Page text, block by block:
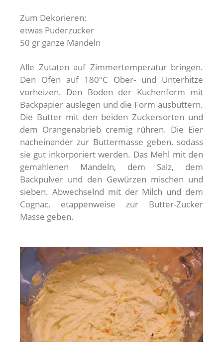
Zum Dekorieren:
etwas Puderzucker
50 gr ganze Mandeln
Alle Zutaten auf Zimmertemperatur bringen.
Den Ofen auf 180°C Ober- und Unterhitze
vorheizen. Den Boden der Kuchenform mit
Backpapier auslegen und die Form ausbuttern.
Die Butter mit den beiden Zuckersorten und
dem Orangenabrieb cremig rühren. Die Eier
nacheinander zur Buttermasse geben, sodass
sie gut inkorporiert werden. Das Mehl mit den
gemahlenen Mandeln, dem Salz, dem
Backpulver und den Gewürzen mischen und
sieben. Abwechselnd mit der Milch und dem
Cognac, etappenweise zur Butter-Zucker
Masse geben.